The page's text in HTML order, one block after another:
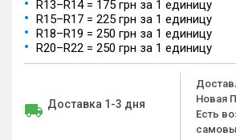
R13–R14 = 175 грн за 1 единицу
R15–R17 = 225 грн за 1 единицу
R18–R19 = 250 грн за 1 единицу
R20–R22 = 250 грн за 1 единицу
Доставка 1-3 дня
Новая
Есть